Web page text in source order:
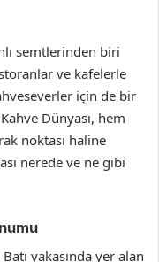
semtlerinden biri
ve kafelerle
için de bir
Dünyası, hem
noktası haline
nerede ve ne gibi
yakasında yer alan